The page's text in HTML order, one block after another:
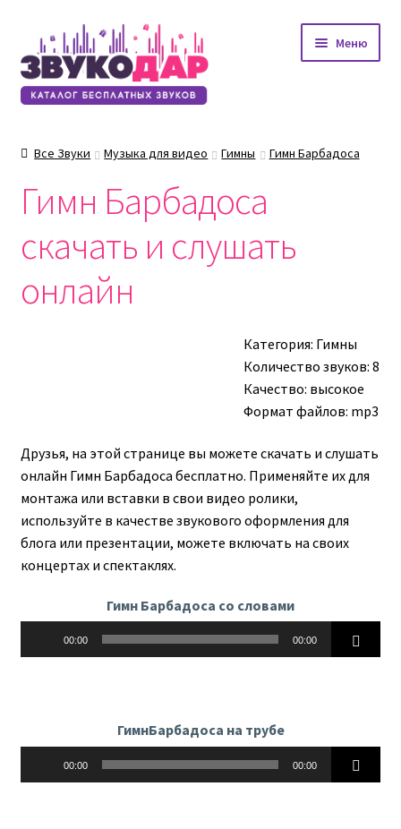
Перейти
к
навигации
Перейти
к
содержимому
Меню
Все Звуки Музыка для видео Гимны Гимн Барбадоса
Гимн Барбадоса
скачать и слушать
онлайн
Категория: Гимны
Количество звуков: 8
Качество: высокое
Формат файлов: mp3
Друзья, на этой странице вы можете скачать и слушать
онлайн Гимн Барбадоса бесплатно. Применяйте их для
монтажа или вставки в свои видео ролики,
используйте в качестве звукового оформления для
блога или презентации, можете включать на своих
концертах и спектаклях.
Гимн Барбадоса со словами
00:00 00:00
ГимнБарбадоса на трубе
00:00 00:00